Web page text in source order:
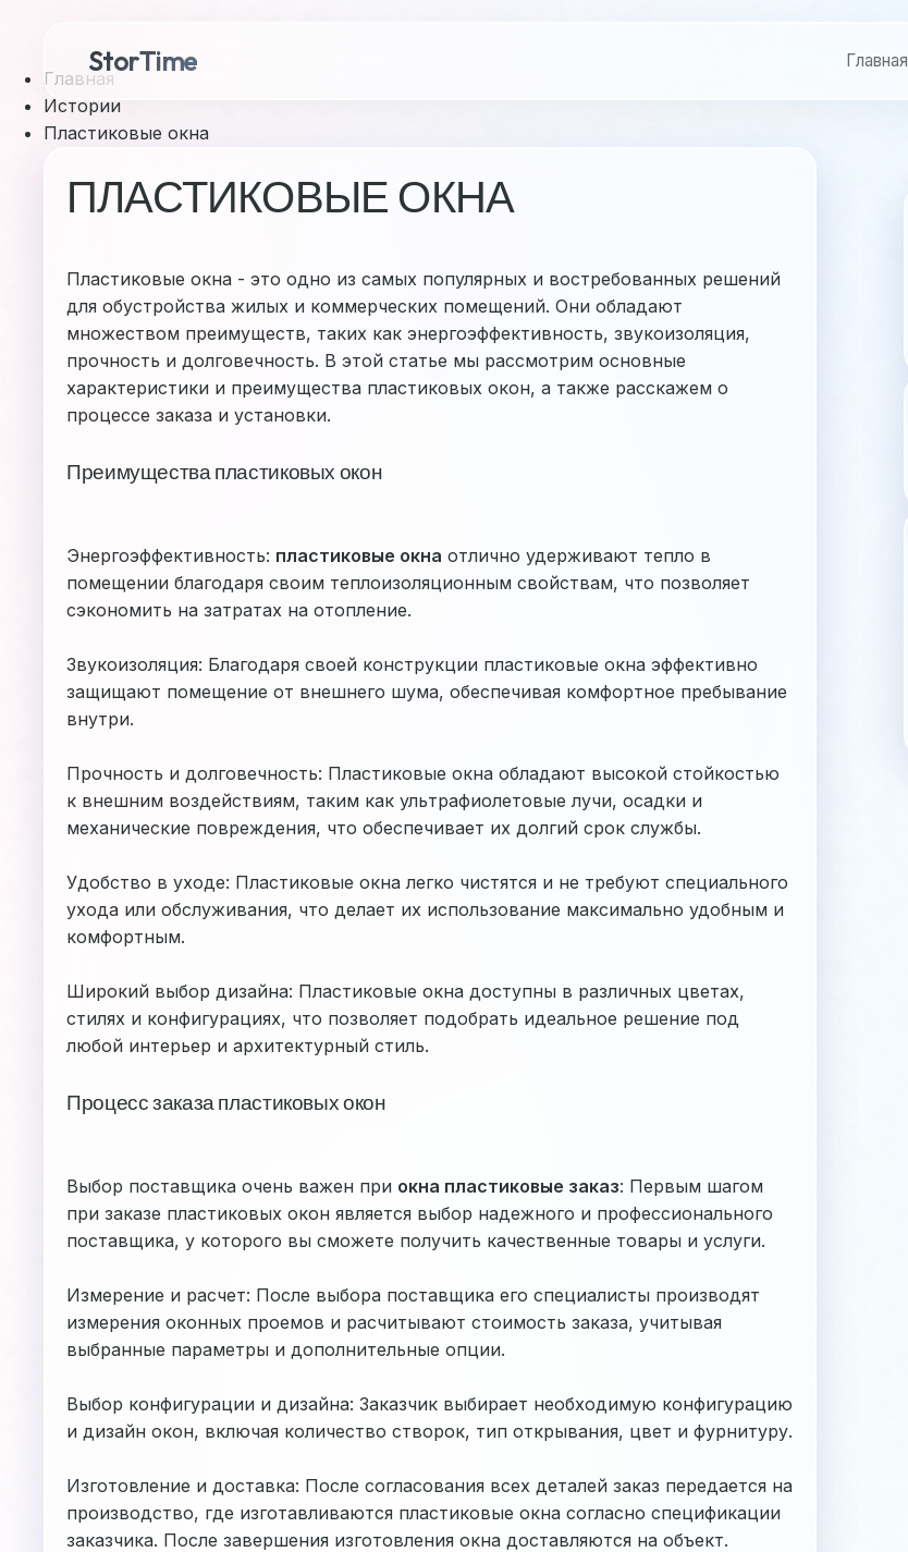
StorTime Главная
Главная
Истории
Пластиковые окна
ПЛАСТИКОВЫЕ ОКНА
Пластиковые окна - это одно из самых популярных и востребованных решений
для обустройства жилых и коммерческих помещений. Они обладают
множеством преимуществ, таких как энергоэффективность, звукоизоляция,
прочность и долговечность. В этой статье мы рассмотрим основные
характеристики и преимущества пластиковых окон, а также расскажем о
процессе заказа и установки.
Преимущества пластиковых окон
Энергоэффективность: пластиковые окна отлично удерживают тепло в
помещении благодаря своим теплоизоляционным свойствам, что позволяет
сэкономить на затратах на отопление.
Звукоизоляция: Благодаря своей конструкции пластиковые окна эффективно
защищают помещение от внешнего шума, обеспечивая комфортное пребывание
внутри.
Прочность и долговечность: Пластиковые окна обладают высокой стойкостью
к внешним воздействиям, таким как ультрафиолетовые лучи, осадки и
механические повреждения, что обеспечивает их долгий срок службы.
Удобство в уходе: Пластиковые окна легко чистятся и не требуют специального
ухода или обслуживания, что делает их использование максимально удобным и
комфортным.
Широкий выбор дизайна: Пластиковые окна доступны в различных цветах,
стилях и конфигурациях, что позволяет подобрать идеальное решение под
любой интерьер и архитектурный стиль.
Процесс заказа пластиковых окон
Выбор поставщика очень важен при окна пластиковые заказ: Первым шагом
при заказе пластиковых окон является выбор надежного и профессионального
поставщика, у которого вы сможете получить качественные товары и услуги.
Измерение и расчет: После выбора поставщика его специалисты производят
измерения оконных проемов и расчитывают стоимость заказа, учитывая
выбранные параметры и дополнительные опции.
Выбор конфигурации и дизайна: Заказчик выбирает необходимую конфигурацию
и дизайн окон, включая количество створок, тип открывания, цвет и фурнитуру.
Изготовление и доставка: После согласования всех деталей заказ передается на
производство, где изготавливаются пластиковые окна согласно спецификации
заказчика. После завершения изготовления окна доставляются на объект.